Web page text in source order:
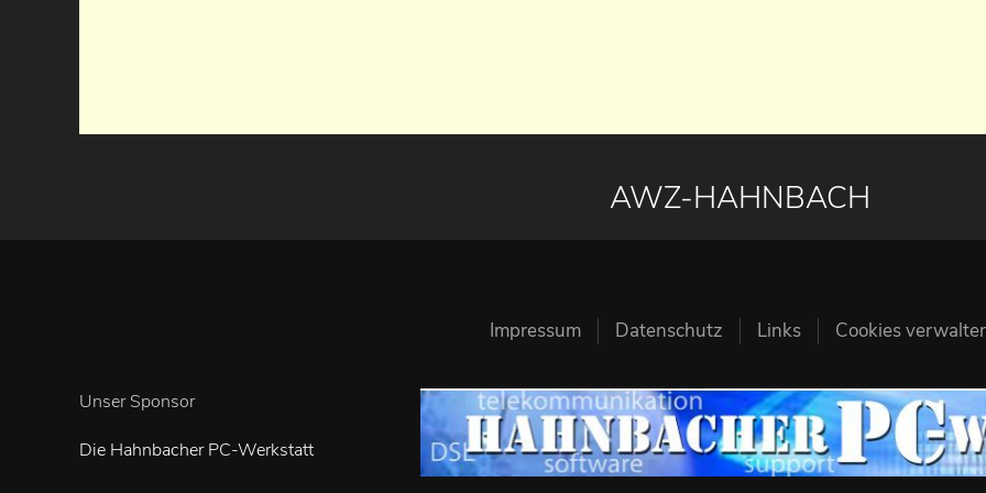
AWZ-HAHNBACH
Impressum Datenschutz Links Cookies
Unser Sponsor
Die Hahnbacher PC-Werkstatt